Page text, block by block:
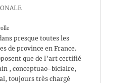
presque toutes les
de province en France.
que de l’art certifié
, conceptuao-bicialre,
toujours très chargé